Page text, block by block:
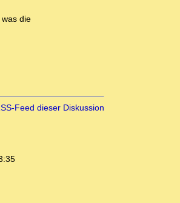
die
Feed dieser Diskussion